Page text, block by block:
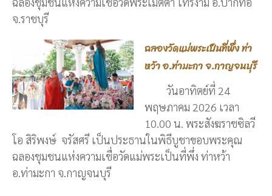
จ.ราชบุรี
ฉลองวัดแม่พระเป็นที่พึ่ง ท่า
หว้า อ.ท่ามะกา จ.กาญจนบุรี
วันอาทิตย์ที่ 24
พฤษภาคม 2026 เวลา
10.00 น. พระสังฆราชซิลวี
โอ สิริพงษ์ จรัสศรี เป็นประธานในพิธีบูชาขอบพระคุณ
ฉลองชุมชนแห่งความเชื่อวัดแม่พระเป็นที่พึ่ง ท่าหว้า
อ.ท่ามะกา จ.กาญจนบุรี